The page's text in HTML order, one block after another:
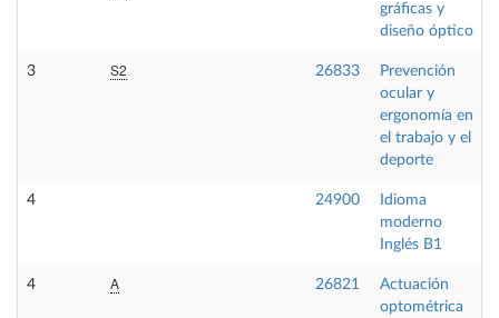
gráficas y
diseño óptico
3 S2 26833
Prevención
ocular y
ergonomía en
el trabajo y el
deporte
4 24900
Idioma
moderno
Inglés B1
4 A 26821
Actuación
optométrica